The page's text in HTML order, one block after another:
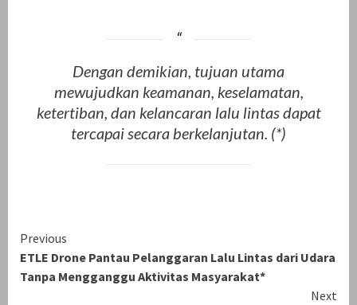
Dengan demikian, tujuan utama
mewujudkan keamanan, keselamatan,
ketertiban, dan kelancaran lalu lintas dapat
tercapai secara berkelanjutan. (*)
Continue
Reading
Previous
ETLE Drone Pantau Pelanggaran Lalu Lintas dari Udara
Tanpa Mengganggu Aktivitas Masyarakat*
Next